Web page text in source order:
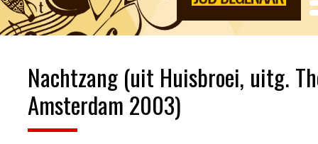
Nachtzang (uit Huisbroei, uitg.
Amsterdam 2003)